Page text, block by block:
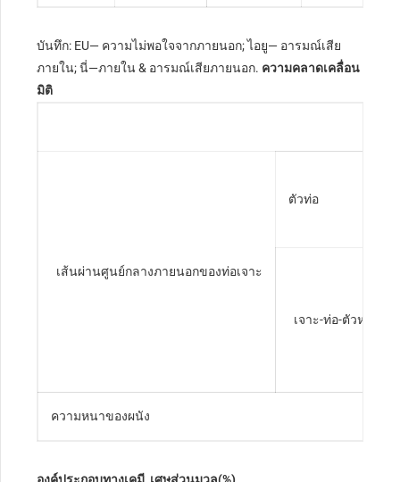
บันทึก: EU— ความไม่พอใจจากภายนอก; ไอยู— อารมณ์เสีย
ภายใน; นี่—ภายใน & อารมณ์เสียภายนอก. ความคลาดเคลื่อน
มิติ
เส้นผ่านศูนย์กลางภายนอกของท่อเจาะ
ตัวท่อ
เจาะ-ท่อ-ตัวหลังมิว
ความหนาของผนัง